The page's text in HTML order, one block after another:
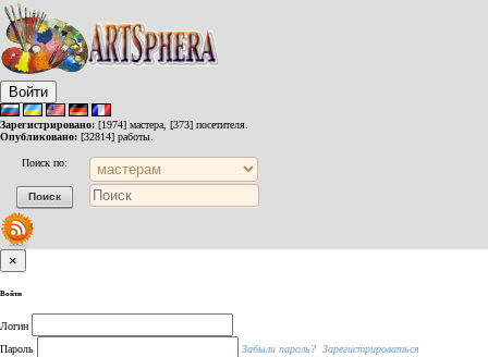
Войти
Зарегистрировано: [1974] мастера, [373] посетителя.
Опубликовано: [32814] работы.
Поиск по:
×
Войти
Логин
Пароль
Забыли пароль? Зарегистрироваться